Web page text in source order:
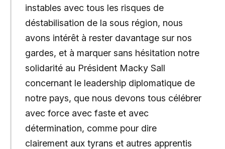
instables avec tous les risques de
déstabilisation de la sous région, nous
avons intérêt à rester davantage sur nos
gardes, et à marquer sans hésitation notre
solidarité au Président Macky Sall
concernant le leadership diplomatique de
notre pays, que nous devons tous célébrer
avec force avec faste et avec
détermination, comme pour dire
clairement aux tyrans et autres apprentis